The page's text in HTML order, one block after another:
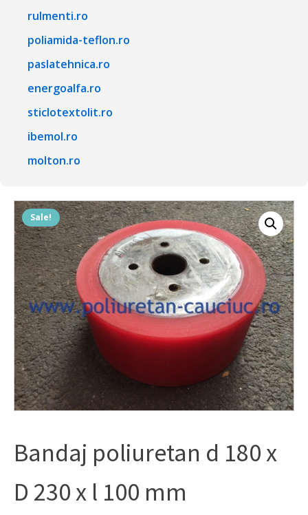
rulmenti.ro
poliamida-teflon.ro
paslatehnica.ro
energoalfa.ro
sticlotextolit.ro
ibemol.ro
molton.ro
Sale!
Bandaj poliuretan d 180 x
D 230 x l 100 mm